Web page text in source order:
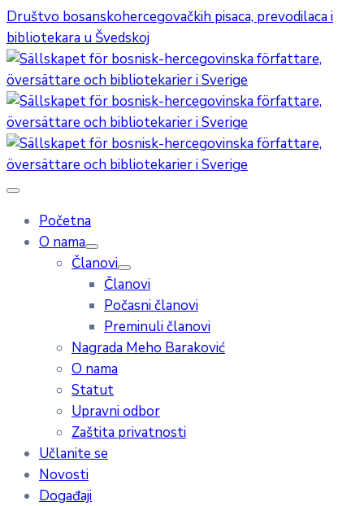
Društvo bosanskohercegovačkih pisaca, prevodilaca i
bibliotekara u Švedskoj
Početna
O nama
Članovi
Članovi
Počasni članovi
Preminuli članovi
Nagrada Meho Baraković
O nama
Statut
Upravni odbor
Zaštita privatnosti
Učlanite se
Novosti
Događaji